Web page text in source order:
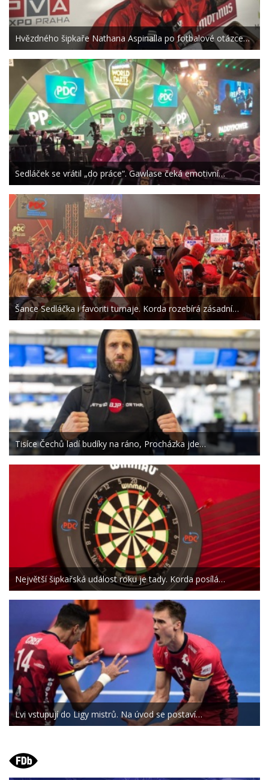
Hvězdného šipkaře Nathana Aspinalla po fotbalové otázce…
Sedláček se vrátil „do práce“. Gawlase čeká emotivní…
Šance Sedláčka i favoriti turnaje. Korda rozebírá zásadní…
Tisíce Čechů ladí budíky na ráno, Procházka jde…
Největší šipkařská událost roku je tady. Korda posílá…
Lvi vstupují do Ligy mistrů. Na úvod se postaví…